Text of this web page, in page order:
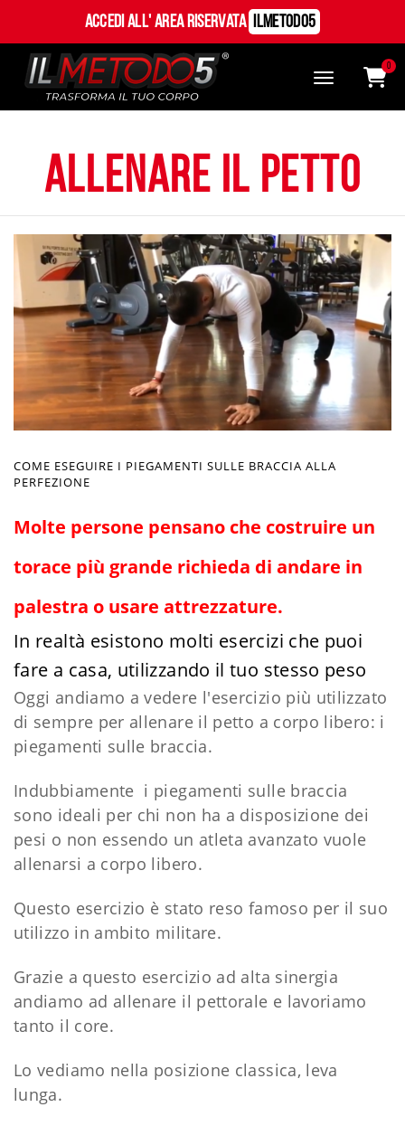
Accedi all' Area Riservata ILMetodo5
0
allenare il petto
COME ESEGUIRE I PIEGAMENTI SULLE BRACCIA ALLA
PERFEZIONE
Molte persone pensano che costruire un
torace più grande richieda di andare in
palestra o usare attrezzature.
In realtà esistono molti esercizi che puoi
fare a casa, utilizzando il tuo stesso peso
Oggi andiamo a vedere l'esercizio più utilizzato
di sempre per allenare il petto a corpo libero: i
piegamenti sulle braccia.
Indubbiamente i piegamenti sulle braccia
sono ideali per chi non ha a disposizione dei
pesi o non essendo un atleta avanzato vuole
allenarsi a corpo libero.
Questo esercizio è stato reso famoso per il suo
utilizzo in ambito militare.
Grazie a questo esercizio ad alta sinergia
andiamo ad allenare il pettorale e lavoriamo
tanto il core.
Lo vediamo nella posizione classica, leva
lunga.